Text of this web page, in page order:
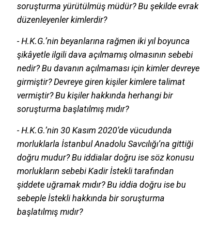
soruşturma yürütülmüş müdür? Bu şekilde evrak
düzenleyenler kimlerdir?
- H.K.G.’nin beyanlarına rağmen iki yıl boyunca
şikâyetle ilgili dava açılmamış olmasının sebebi
nedir? Bu davanın açılmaması için kimler devreye
girmiştir? Devreye giren kişiler kimlere talimat
vermiştir? Bu kişiler hakkında herhangi bir
soruşturma başlatılmış mıdır?
- H.K.G.’nin 30 Kasım 2020’de vücudunda
morluklarla İstanbul Anadolu Savcılığı’na gittiği
doğru mudur? Bu iddialar doğru ise söz konusu
morlukların sebebi Kadir İstekli tarafından
şiddete uğramak mıdır? Bu iddia doğru ise bu
sebeple İstekli hakkında bir soruşturma
başlatılmış mıdır?